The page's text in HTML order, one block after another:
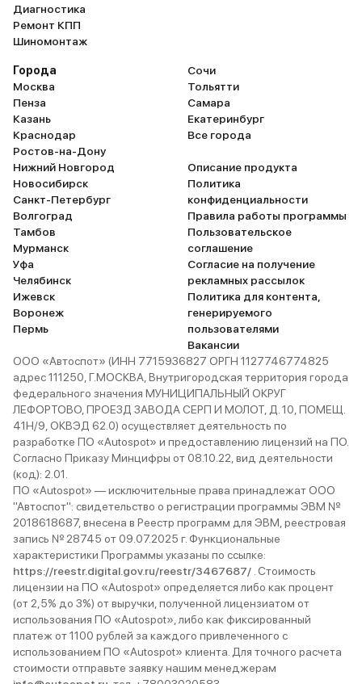
жестковата, но жена внимания не
обращает. Зато, по её словам,
машина хорошо держит дорогу,
что для меня, как для мужа,
приоритетно с точки зрения
безопасности. Рекомендую.
Диагностика
Ремонт КПП
Шиномонтаж
Города
Москва
Пенза
Казань
Краснодар
Ростов-на-Дону
Нижний Новгород
Новосибирск
Санкт-Петербург
Волгоград
Тамбов
Мурманск
Уфа
Челябинск
Ижевск
Воронеж
Пермь
Сочи
Тольятти
Самара
Екатеринбург
Все города
Описание продукта
Политика
конфиденциальности
Правила работы программы
Пользовательское
соглашение
Согласие на получение
рекламных рассылок
Политика для контента,
генерируемого
пользователями
Вакансии
ООО «Автоспот» (ИНН 7715936827 ОРГН 1127746774825
адрес 111250, Г.МОСКВА, Внутригородская территория города
федерального значения МУНИЦИПАЛЬНЫЙ ОКРУГ
ЛЕФОРТОВО, ПРОЕЗД ЗАВОДА СЕРП И МОЛОТ, Д. 10, ПОМЕЩ.
41Н/9, ОКВЭД 62.0) осуществляет деятельность по
разработке ПО «Autospot» и предоставлению лицензий на ПО.
Согласно Приказу Минцифры от 08.10.22, вид деятельности
(код): 2.01.
ПО «Autospot» — исключительные права принадлежат ООО
"Автоспот": свидетельство о регистрации программы ЭВМ №
2018618687, внесена в Реестр программ для ЭВМ, реестровая
запись № 28745 от 09.07.2025 г. Функциональные
характеристики Программы указаны по ссылке:
https://reestr.digital.gov.ru/reestr/3467687/ . Стоимость
лицензии на ПО «Autospot» определяется либо как процент
(от 2,5% до 3%) от выручки, полученной лицензиатом от
использования ПО «Autospot», либо как фиксированный
платеж от 1100 рублей за каждого привлеченного с
использованием ПО «Autospot» клиента. Для точного расчета
стоимости отправьте заявку нашим менеджерам